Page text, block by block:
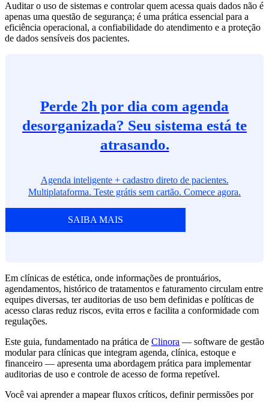
Auditar o uso de sistemas e controlar quem acessa quais dados não é
apenas uma questão de segurança; é uma prática essencial para a
eficiência operacional, a confiabilidade do atendimento e a proteção
de dados sensíveis dos pacientes.
Perde 2h por dia com agenda
desorganizada? Seu sistema está te
atrasando.
Agenda inteligente + cadastro direto de pacientes.
Multiplataforma. Teste grátis sem cartão. Comece agora.
SAIBA MAIS
Em clínicas de estética, onde informações de prontuários,
agendamentos, histórico de tratamentos e faturamento circulam entre
equipes diversas, ter auditorias de uso bem definidas e políticas de
acesso claras reduz riscos, evita erros e facilita a conformidade com
regulações.
Este guia, fundamentado na prática de Clinora — software de gestão
modular para clínicas que integram agenda, clínica, estoque e
financeiro — apresenta uma abordagem prática para implementar
auditorias de uso e controle de acesso de forma repetível.
Você vai aprender a mapear fluxos críticos, definir permissões por